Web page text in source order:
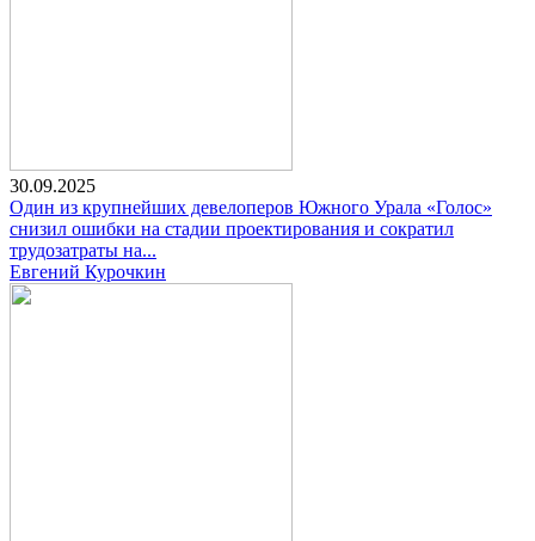
30.09.2025
Один из крупнейших девелоперов Южного Урала «Голос»
снизил ошибки на стадии проектирования и сократил
трудозатраты на...
Евгений Курочкин